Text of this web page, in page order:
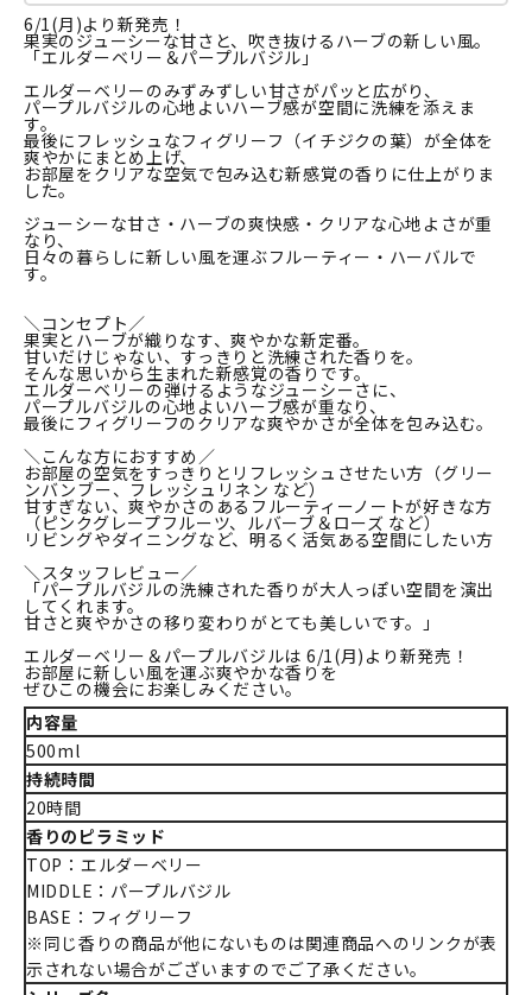
6/1(月)より新発売！
果実のジューシーな甘さと、吹き抜けるハーブの新しい風。
「エルダーベリー＆パープルバジル」
エルダーベリーのみずみずしい甘さがパッと広がり、
パープルバジルの心地よいハーブ感が空間に洗練を添えま
す。
最後にフレッシュなフィグリーフ（イチジクの葉）が全体を
爽やかにまとめ上げ、
お部屋をクリアな空気で包み込む新感覚の香りに仕上がりま
した。
ジューシーな甘さ・ハーブの爽快感・クリアな心地よさが重
なり、
日々の暮らしに新しい風を運ぶフルーティー・ハーバルで
す。
＼コンセプト／
果実とハーブが織りなす、爽やかな新定番。
甘いだけじゃない、すっきりと洗練された香りを。
そんな思いから生まれた新感覚の香りです。
エルダーベリーの弾けるようなジューシーさに、
パープルバジルの心地よいハーブ感が重なり、
最後にフィグリーフのクリアな爽やかさが全体を包み込む。
＼こんな方におすすめ／
お部屋の空気をすっきりとリフレッシュさせたい方（グリー
ンバンブー、フレッシュリネン など）
甘すぎない、爽やかさのあるフルーティーノートが好きな方
（ピンクグレープフルーツ、ルバーブ＆ローズ など）
リビングやダイニングなど、明るく活気ある空間にしたい方
＼スタッフレビュー／
「パープルバジルの洗練された香りが大人っぽい空間を演出
してくれます。
甘さと爽やかさの移り変わりがとても美しいです。」
エルダーベリー＆パープルバジルは 6/1(月)より新発売！
お部屋に新しい風を運ぶ爽やかな香りを
ぜひこの機会にお楽しみください。
内容量
500ml
持続時間
20時間
香りのピラミッド
TOP：エルダーベリー
MIDDLE：パープルバジル
BASE：フィグリーフ
※同じ香りの商品が他にないものは関連商品へのリンクが表
示されない場合がございますのでご了承ください。